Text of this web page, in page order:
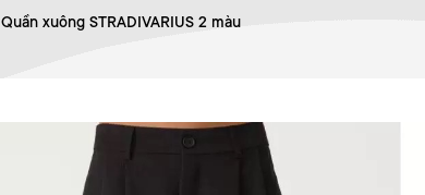
Quần xuông STRADIVARIUS 2 màu